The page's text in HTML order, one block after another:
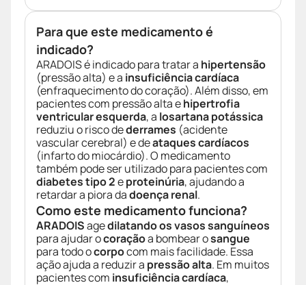
Para que este medicamento é
indicado?
ARADOIS é indicado para tratar a hipertensão
(pressão alta) e a insuficiência cardíaca
(enfraquecimento do coração). Além disso, em
pacientes com pressão alta ehipertrofia
ventricular esquerda, a losartana potássica
reduziu o risco dederrames (acidente
vascular cerebral) e deataques cardíacos
(infarto do miocárdio). O medicamento
também pode ser utilizado para pacientes com
diabetes tipo 2eproteinúria, ajudando a
retardar a piora dadoença renal.
Como este medicamento funciona?
ARADOISagedilatando os vasos sanguíneos
para ajudar ocoraçãoa bombear osangue
para todo ocorpocom mais facilidade. Essa
ação ajuda a reduzir a pressão alta. Em muitos
pacientes com insuficiência cardíaca,